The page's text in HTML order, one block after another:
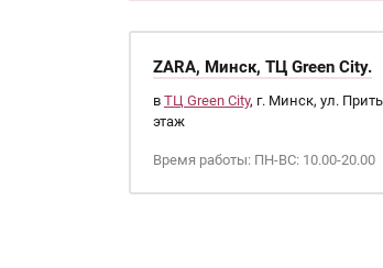
ZARA, Минск, ТЦ Green City.
в ТЦ Green City, г. Минск, ул.
этаж
Время работы: ПН-ВС: 10.00-20.00